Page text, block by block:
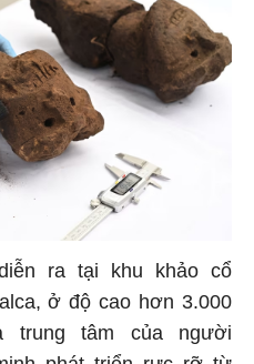
ra tại khu khảo cổ
ở độ cao hơn 3.000
trung tâm của người